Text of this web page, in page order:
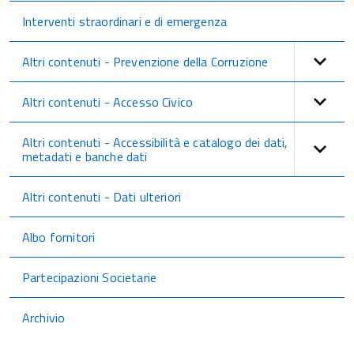
Interventi straordinari e di emergenza
Altri contenuti - Prevenzione della Corruzione
Altri contenuti - Accesso Civico
Altri contenuti - Accessibilità e catalogo dei dati,
metadati e banche dati
Altri contenuti - Dati ulteriori
Albo fornitori
Partecipazioni Societarie
Archivio